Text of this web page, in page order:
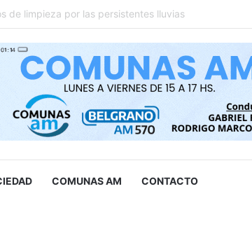
truchos para personas con discapacidad
COMUNAS AM CONTACTO